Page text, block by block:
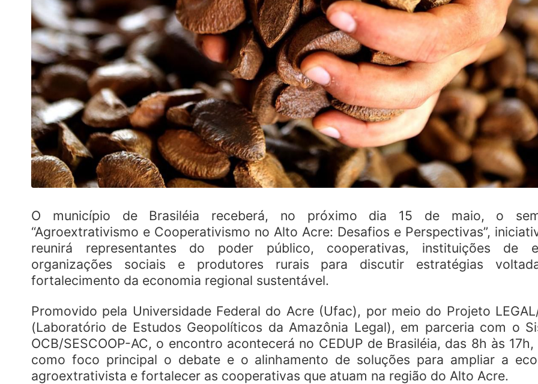
O município de Brasiléia receberá, no próximo dia 15 de maio, o
“Agroextrativismo e Cooperativismo no Alto Acre: Desafios e Perspectivas”,
reunirá representantes do poder público, cooperativas, instituições de
organizações sociais e produtores rurais para discutir estratégias
fortalecimento da economia regional sustentável.
Promovido pela Universidade Federal do Acre (Ufac), por meio do Projeto
(Laboratório de Estudos Geopolíticos da Amazônia Legal), em parceria com o
OCB/SESCOOP-AC, o encontro acontecerá no CEDUP de Brasiléia, das 8h às
como foco principal o debate e o alinhamento de soluções para ampliar a
agroextrativista e fortalecer as cooperativas que atuam na região do Alto Acre.